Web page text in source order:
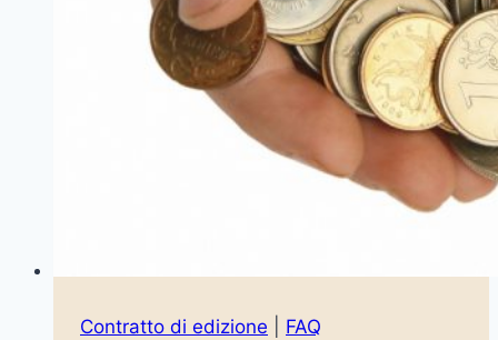
Contratto di edizione FAQ